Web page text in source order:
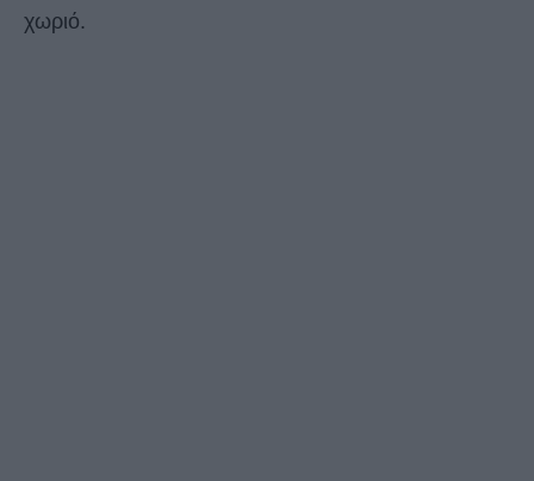
χωριό.